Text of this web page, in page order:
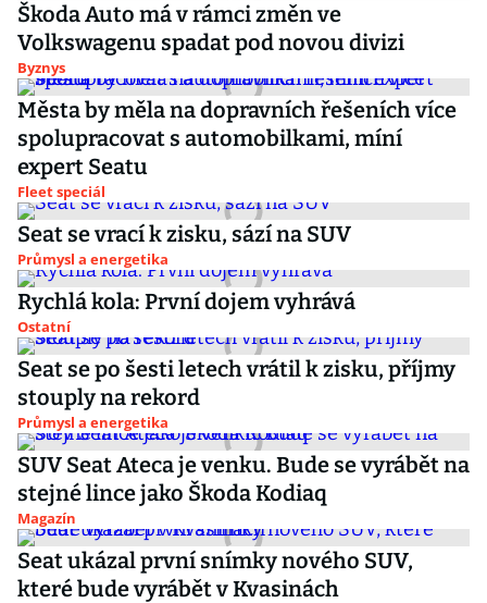
Škoda Auto má v rámci změn ve
Volkswagenu spadat pod novou divizi
Byznys
Města by měla na dopravních řešeních více
spolupracovat s automobilkami, míní
expert Seatu
Fleet speciál
Seat se vrací k zisku, sází na SUV
Průmysl a energetika
Rychlá kola: První dojem vyhrává
Ostatní
Seat se po šesti letech vrátil k zisku, příjmy
stouply na rekord
Průmysl a energetika
SUV Seat Ateca je venku. Bude se vyrábět na
stejné lince jako Škoda Kodiaq
Magazín
Seat ukázal první snímky nového SUV,
které bude vyrábět v Kvasinách